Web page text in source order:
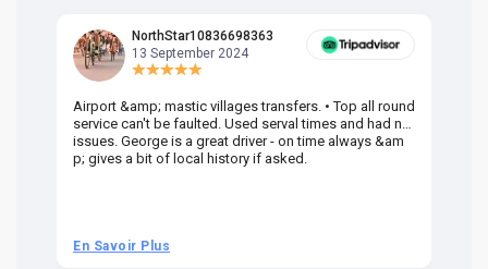
NorthStar10836698363
13 September 2024
Airport &amp; mastic villages transfers. • Top all round
service can't be faulted. Used serval times and had no
issues. George is a great driver - on time always &am
p; gives a bit of local history if asked.
En Savoir Plus